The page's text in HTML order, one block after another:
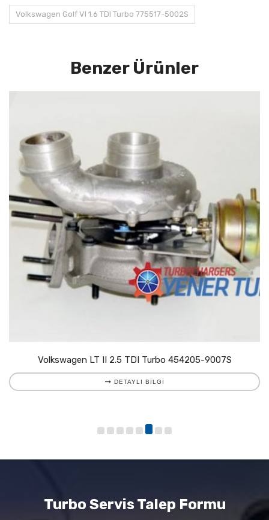
Volkswagen Golf VI 1.6 TDI Turbo 775517-5002S
Benzer Ürünler
Volkswagen LT II 2.5 TDI Turbo 454205-9007S
DETAYLI BILGI
Turbo Servis Talep Formu